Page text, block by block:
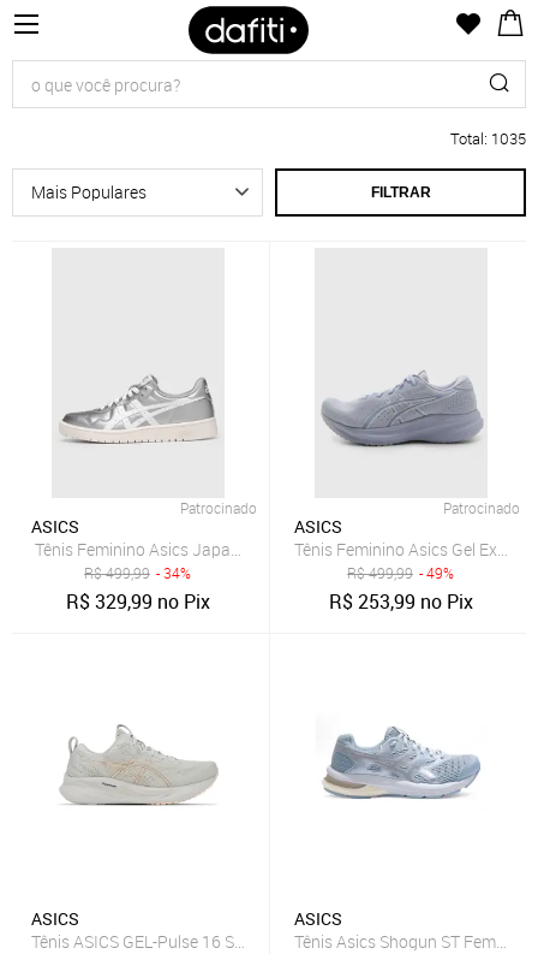
Total: 1035
FILTRAR
Patrocinado
ASICS
Tênis Feminino Asics Japan S Prata
R$499,99 - 34%
R$329,99 no Pix
Patrocinado
ASICS
Tênis Feminino Asics Gel Excite
R$499,99 - 49%
R$253,99 no Pix
ASICS
Tênis ASICS GEL-Pulse 16 Se - Feminino - CINZA/ROSA
ASICS
Tênis Asics Shogun ST Feminino